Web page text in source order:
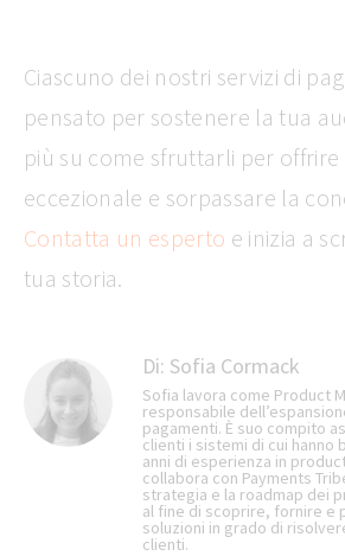
Ciascuno dei nostri servizi di
pensato per sostenere la tua
più su come sfruttarli per offrire
eccezionale e sorpassare la
Contatta un esperto e inizia a
tua storia.
Di: Sofia Cormack
Sofia lavora come Product
responsabile
pagamenti. È suo compito
clienti i sistemi di cui hanno
anni di esperienza in
collabora con Payments
strategia e la roadmap dei
al fine di scoprire, fornire e
soluzioni in grado di
clienti.